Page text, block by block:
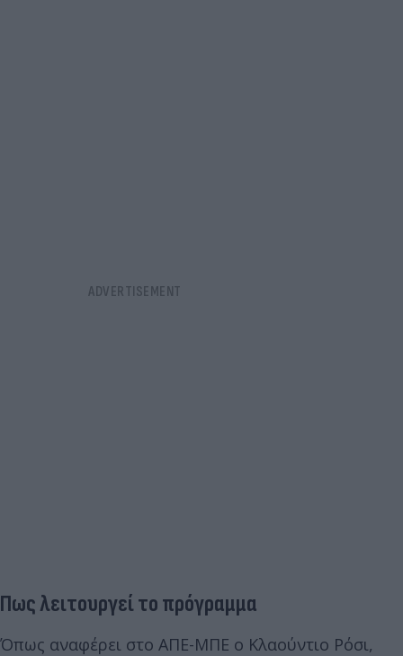
Πως λειτουργεί το πρόγραμμα
Όπως αναφέρει στο ΑΠΕ-ΜΠΕ ο Κλαούντιο Ρόσι,